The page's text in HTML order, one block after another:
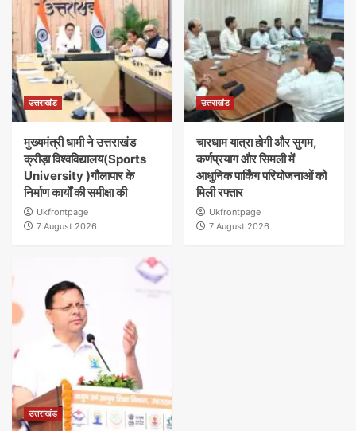
उत्तराखंड
मुख्यमंत्री धामी ने उत्तराखंड
क्रीड़ा विश्वविद्यालय(Sports
University )गौलापार के
निर्माण कार्यों की समीक्षा की
Ukfrontpage
7 August 2026
उत्तराखंड
चारधाम यात्रा होगी और सुगम,
कर्णप्रयाग और सिमली में
आधुनिक पार्किंग परियोजनाओं को
मिली रफ्तार
Ukfrontpage
7 August 2026
उत्तराखंड